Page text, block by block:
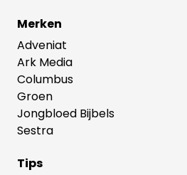
Merken
Adveniat
Ark Media
Columbus
Groen
Jongbloed Bijbels
Sestra
Tips